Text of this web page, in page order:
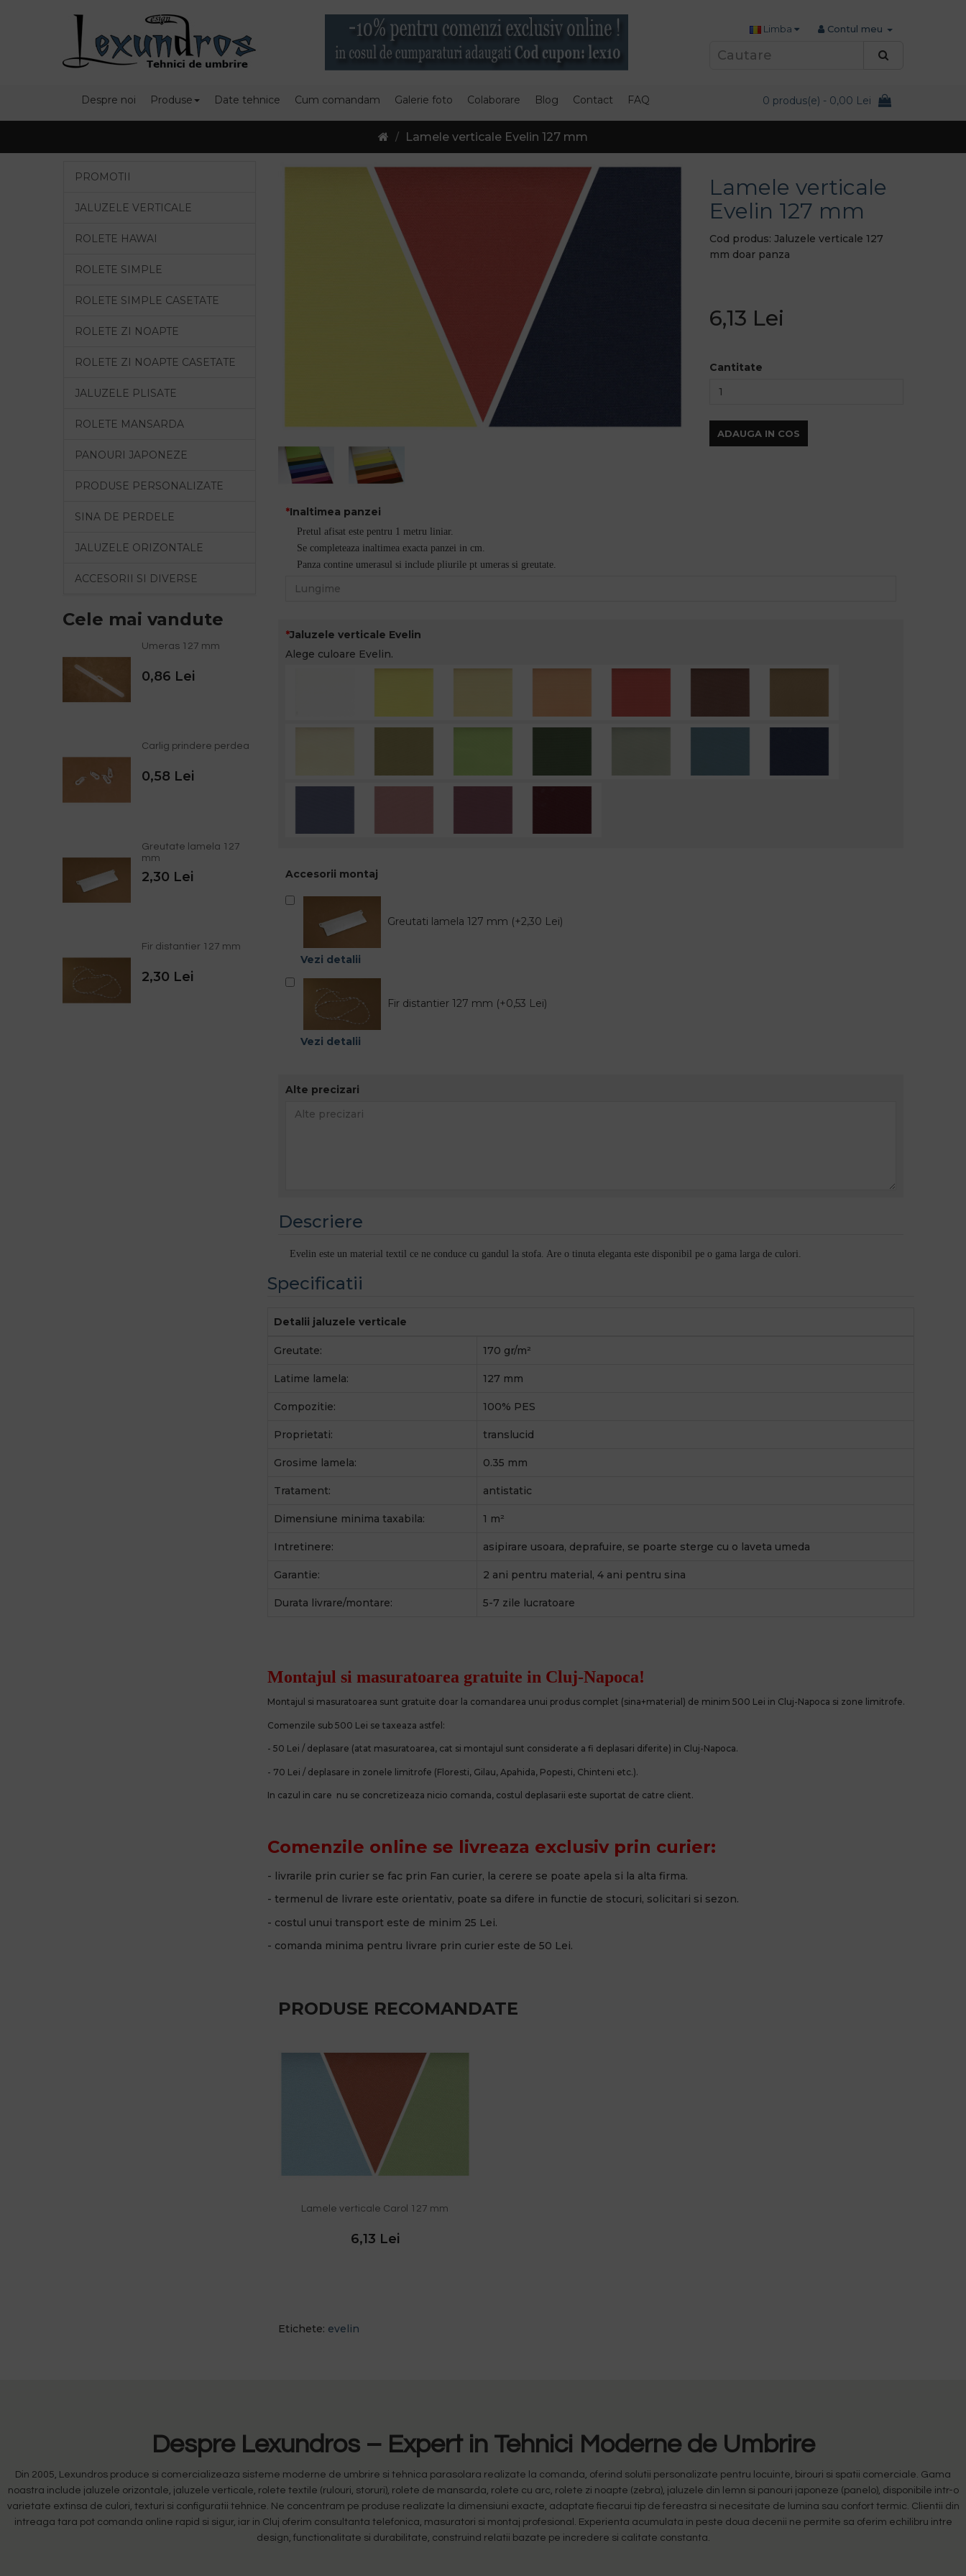
Contul meu
Limba
Despre noi Produse Date tehnice Cum comandam Galerie foto Colaborare Blog Contact FAQ 0 produs(e) - 0,00 Lei
Lamele verticale Evelin 127 mm
PROMOTII
JALUZELE VERTICALE
ROLETE HAWAI
ROLETE SIMPLE
ROLETE SIMPLE CASETATE
ROLETE ZI NOAPTE
ROLETE ZI NOAPTE CASETATE
JALUZELE PLISATE
ROLETE MANSARDA
PANOURI JAPONEZE
PRODUSE PERSONALIZATE
SINA DE PERDELE
JALUZELE ORIZONTALE
ACCESORII SI DIVERSE
Cele mai vandute
Umeras 127 mm
0,86 Lei
Carlig prindere perdea
0,58 Lei
Greutate lamela 127
mm
2,30 Lei
Fir distantier 127 mm
2,30 Lei
Lamele verticale
Evelin 127 mm
Cod produs: Jaluzele verticale 127
mm doar panza
6,13 Lei
Cantitate
ADAUGA IN COS
Inaltimea panzei
Pretul afisat este pentru 1 metru liniar.
Se completeaza inaltimea exacta panzei in cm.
Panza contine umerasul si include pliurile pt umeras si greutate.
Jaluzele verticale Evelin
Alege culoare Evelin.
Accesorii montaj
Greutati lamela 127 mm (+2,30 Lei)
Vezi detalii
Fir distantier 127 mm (+0,53 Lei)
Vezi detalii
Alte precizari
Descriere
Evelin este un material textil ce ne conduce cu gandul la stofa. Are o tinuta eleganta este disponibil pe o gama larga de culori.
Specificatii
Detalii jaluzele verticale
Greutate: 170 gr/m²
Latime lamela: 127 mm
Compozitie: 100% PES
Proprietati: translucid
Grosime lamela: 0.35 mm
Tratament: antistatic
Dimensiune minima taxabila: 1 m²
Intretinere: asipirare usoara, deprafuire, se poarte sterge cu o laveta umeda
Garantie: 2 ani pentru material, 4 ani pentru sina
Durata livrare/montare: 5-7 zile lucratoare
Montajul si masuratoarea gratuite in Cluj-Napoca!
Montajul si masuratoarea sunt gratuite doar la comandarea unui produs complet (sina+material) de minim 500 Lei in Cluj-Napoca si zone limitrofe.
Comenzile sub 500 Lei se taxeaza astfel:
- 50 Lei / deplasare (atat masuratoarea, cat si montajul sunt considerate a fi deplasari diferite) in Cluj-Napoca.
- 70 Lei / deplasare in zonele limitrofe (Floresti, Gilau, Apahida, Popesti, Chinteni etc.).
In cazul in care nu se concretizeaza nicio comanda, costul deplasarii este suportat de catre client.
Comenzile online se livreaza exclusiv prin curier:
- livrarile prin curier se fac prin Fan curier, la cerere se poate apela si la alta firma.
- termenul de livrare este orientativ, poate sa difere in functie de stocuri, solicitari si sezon.
- costul unui transport este de minim 25 Lei.
- comanda minima pentru livrare prin curier este de 50 Lei.
PRODUSE RECOMANDATE
Lamele verticale Carol 127 mm
6,13 Lei
Etichete: evelin
Despre Lexundros – Expert in Tehnici Moderne de Umbrire
Din 2005, Lexundros produce si comercializeaza sisteme moderne de umbrire si tehnica parasolara realizate la comanda, oferind solutii personalizate pentru locuinte, birouri si spatii comerciale. Gama
noastra include jaluzele orizontale, jaluzele verticale, rolete textile (rulouri, storuri), rolete de mansarda, rolete cu arc, rolete zi noapte (zebra), jaluzele din lemn si panouri japoneze (panelo), disponibile intr-o
varietate extinsa de culori, texturi si configuratii tehnice. Ne concentram pe produse realizate la dimensiuni exacte, adaptate fiecarui tip de fereastra si necesitate de lumina sau confort termic. Clientii din
intreaga tara pot comanda online rapid si sigur, iar in Cluj oferim consultanta telefonica, masuratori si montaj profesional. Experienta acumulata in peste doua decenii ne permite sa oferim echilibru intre
design, functionalitate si durabilitate, construind relatii bazate pe incredere si calitate constanta.